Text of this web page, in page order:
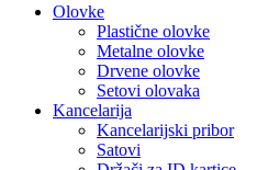
Olovke
Plastične olovke
Metalne olovke
Drvene olovke
Setovi olovaka
Kancelarija
Kancelarijski pribor
Satovi